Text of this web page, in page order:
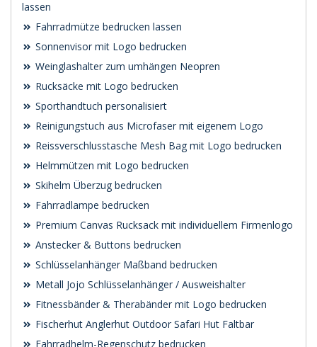
lassen
Fahrradmütze bedrucken lassen
Sonnenvisor mit Logo bedrucken
Weinglashalter zum umhängen Neopren
Rucksäcke mit Logo bedrucken
Sporthandtuch personalisiert
Reinigungstuch aus Microfaser mit eigenem Logo
Reissverschlusstasche Mesh Bag mit Logo bedrucken
Helmmützen mit Logo bedrucken
Skihelm Überzug bedrucken
Fahrradlampe bedrucken
Premium Canvas Rucksack mit individuellem Firmenlogo
Anstecker & Buttons bedrucken
Schlüsselanhänger Maßband bedrucken
Metall Jojo Schlüsselanhänger / Ausweishalter
Fitnessbänder & Therabänder mit Logo bedrucken
Fischerhut Anglerhut Outdoor Safari Hut Faltbar
Fahrradhelm-Regenschutz bedrucken